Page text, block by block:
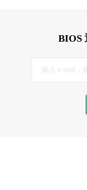
BIOS